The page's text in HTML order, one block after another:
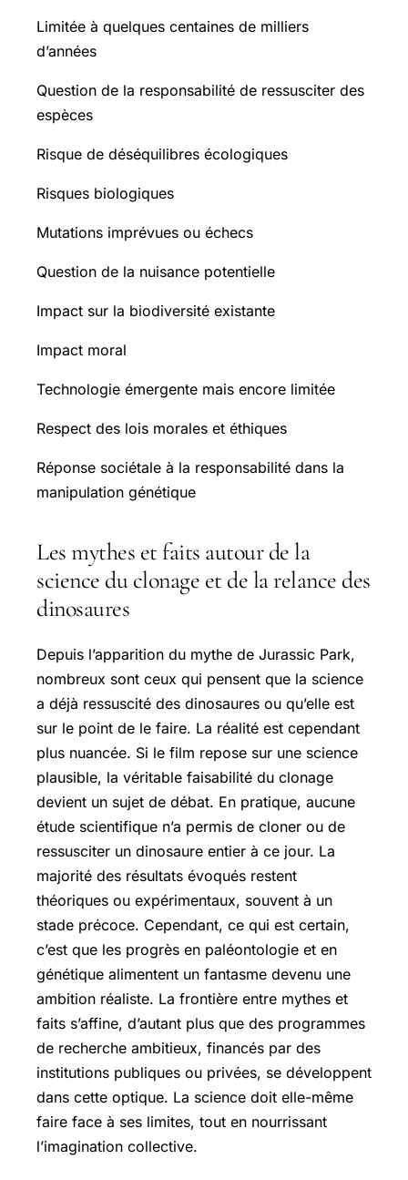
Limitée à quelques centaines de milliers
d’années
Question de la responsabilité de ressusciter des
espèces
Risque de déséquilibres écologiques
Risques biologiques
Mutations imprévues ou échecs
Question de la nuisance potentielle
Impact sur la biodiversité existante
Impact moral
Technologie émergente mais encore limitée
Respect des lois morales et éthiques
Réponse sociétale à la responsabilité dans la
manipulation génétique
Les mythes et faits autour de la
science du clonage et de la relance des
dinosaures
Depuis l’apparition du mythe de Jurassic Park,
nombreux sont ceux qui pensent que la science
a déjà ressuscité des dinosaures ou qu’elle est
sur le point de le faire. La réalité est cependant
plus nuancée. Si le film repose sur une science
plausible, la véritable faisabilité du clonage
devient un sujet de débat. En pratique, aucune
étude scientifique n’a permis de cloner ou de
ressusciter un dinosaure entier à ce jour. La
majorité des résultats évoqués restent
théoriques ou expérimentaux, souvent à un
stade précoce. Cependant, ce qui est certain,
c’est que les progrès en paléontologie et en
génétique alimentent un fantasme devenu une
ambition réaliste. La frontière entre mythes et
faits s’affine, d’autant plus que des programmes
de recherche ambitieux, financés par des
institutions publiques ou privées, se développent
dans cette optique. La science doit elle-même
faire face à ses limites, tout en nourrissant
l’imagination collective.